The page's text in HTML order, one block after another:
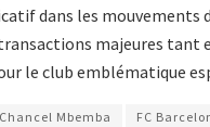
dans les mouvements
majeures tant
le club emblématique
Chancel Mbemba FC